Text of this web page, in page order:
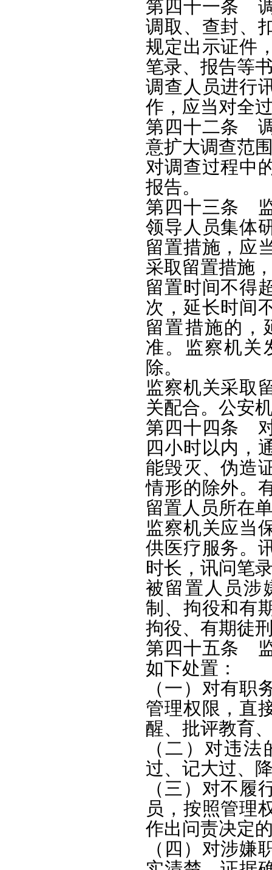
第四十一条
调取、查封、
规定出示证件
笔录、报告等
调查人员进行
作，应当对全
第四十二条
意扩大调查范
对调查过程中
报告。
第四十三条
领导人员集体
留置措施，应
采取留置措施
留置时间不得
次，延长时间
留置措施的，
准。监察机关
除。
监察机关采取
关配合。公安
第四十四条
四小时以内，
能毁灭、伪造
情形的除外。
留置人员所在
监察机关应当
供医疗服务。
时长，讯问笔
被留置人员涉
制、拘役和有
拘役、有期徒
第四十五条
如下处置：
（一）对有职
管理权限，直
醒、批评教育
（二）对违
过、记大过、
（三）对不履
员，按照管理
作出问责决定
（四）对涉嫌